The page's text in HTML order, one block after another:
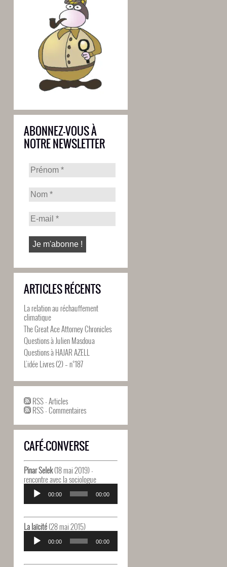
ABONNEZ-VOUS À
NOTRE NEWSLETTER
ARTICLES RÉCENTS
La relation au réchauffement
climatique
The Great Ace Attorney Chronicles
Questions à Julien Masdoua
Questions à HAJAR AZELL
L’idée Livres (2) – n°187
RSS - Articles
RSS - Commentaires
CAFÉ-CONVERSE
Pinar Selek(18 mai 2019) -
rencontre avec la sociologue
Lecteur
audio
00:00 00:00
La laïcité(28 mai 2015)
Lecteur
audio
00:00 00:00